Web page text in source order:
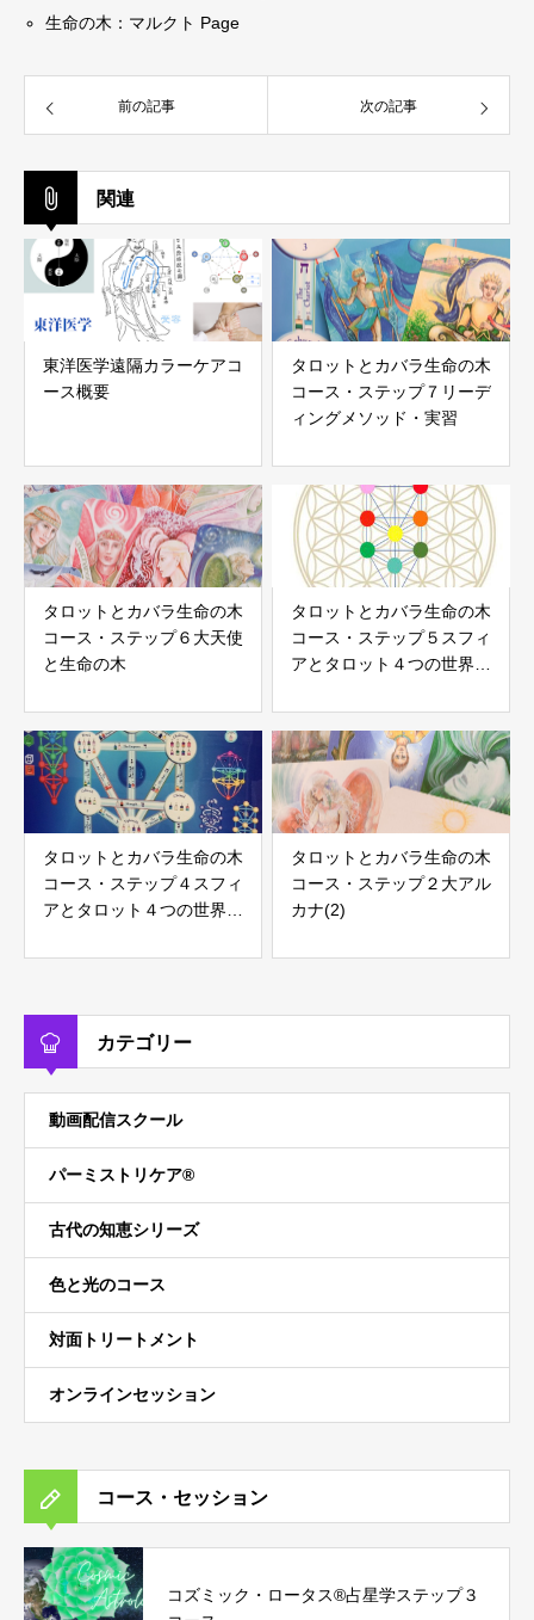
生命の木：マルクト Page
前の記事 次の記事
関連
東洋医学遠隔カラーケアコ
ース概要
タロットとカバラ生命の木
コース・ステップ７リーデ
ィングメソッド・実習
タロットとカバラ生命の木
コース・ステップ６大天使
と生命の木
タロットとカバラ生命の木
コース・ステップ５スフィ
アとタロット４つの世界
タロットとカバラ生命の木
コース・ステップ４スフィ
アとタロット４つの世界
タロットとカバラ生命の木
コース・ステップ２大アル
カナ(2)
カテゴリー
動画配信スクール
パーミストリケア®︎
古代の知恵シリーズ
色と光のコース
対面トリートメント
オンラインセッション
コース・セッション
コズミック・ロータス®︎占星学ステップ３